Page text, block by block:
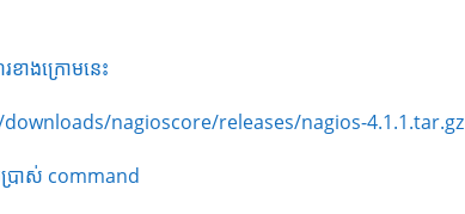
ាងក្រោមនេះ
nagioscore/releases/nagios-4.1.1.tar.gz
ប្រាស់ command